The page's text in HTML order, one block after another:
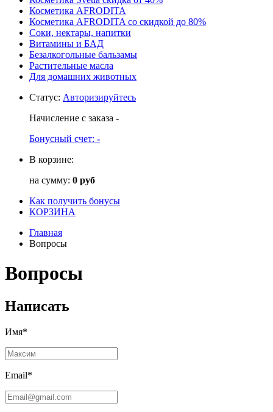
Косметика AFRODITA
Косметика AFRODITA со скидкой до 80%
Соки, нектары, напитки
Витамины и БАД
Безалкогольные бальзамы
Растительные масла
Для домашних животных
Статус: Авторизируйтесь
Начисление с заказа -
Бонусный счет: -
В корзине:
на сумму: 0 руб
Как получить бонусы
КОРЗИНА
Главная
Вопросы
Вопросы
Написать
Имя*
Email*